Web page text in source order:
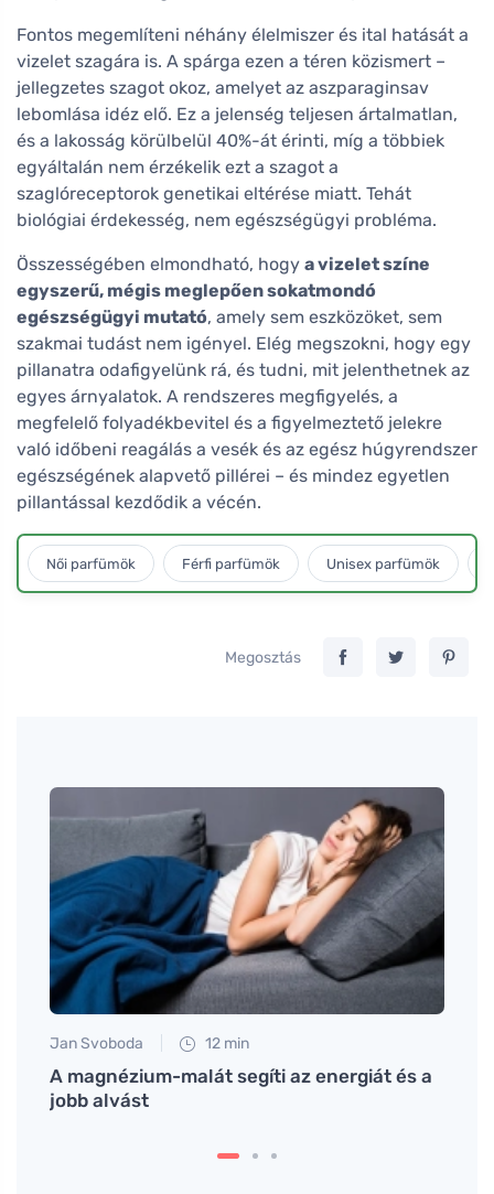
Fontos megemlíteni néhány élelmiszer és ital hatását a
vizelet szagára is. A spárga ezen a téren közismert –
jellegzetes szagot okoz, amelyet az aszparaginsav
lebomlása idéz elő. Ez a jelenség teljesen ártalmatlan,
és a lakosság körülbelül 40%-át érinti, míg a többiek
egyáltalán nem érzékelik ezt a szagot a
szaglóreceptorok genetikai eltérése miatt. Tehát
biológiai érdekesség, nem egészségügyi probléma.
Összességében elmondható, hogy a vizelet színe
egyszerű, mégis meglepően sokatmondó
egészségügyi mutató, amely sem eszközöket, sem
szakmai tudást nem igényel. Elég megszokni, hogy egy
pillanatra odafigyelünk rá, és tudni, mit jelenthetnek az
egyes árnyalatok. A rendszeres megfigyelés, a
megfelelő folyadékbevitel és a figyelmeztető jelekre
való időbeni reagálás a vesék és az egész húgyrendszer
egészségének alapvető pillérei – és mindez egyetlen
pillantással kezdődik a vécén.
Női parfümök Férfi parfümök Unisex parfümök
Megosztás
Jan Svoboda 12 min
A magnézium-malát segíti az energiát és a
jobb alvást